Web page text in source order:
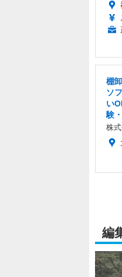
棚
ソ
い
験
株
編